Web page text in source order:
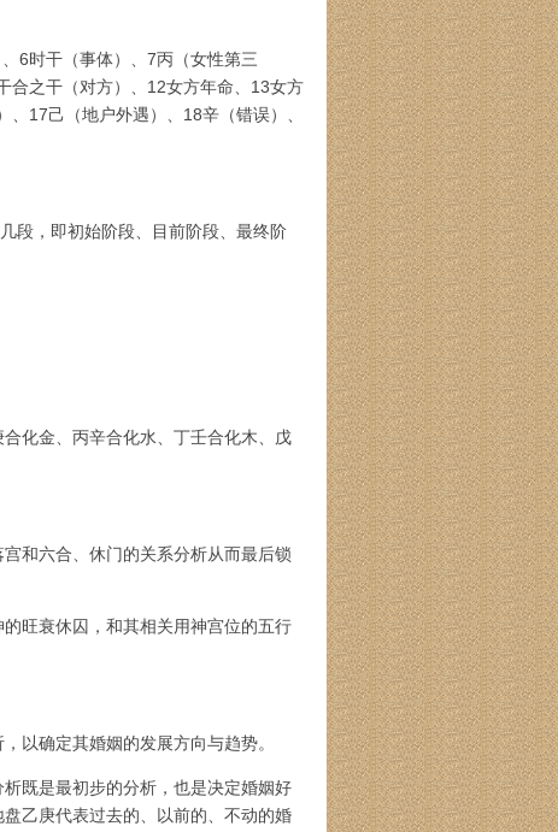
6时干（事体）、7丙（女性第三
合之干（对方）、12女方年命、13女方
17己（地户外遇）、18辛（错误）、
段，即初始阶段、目前阶段、最终阶
化金、丙辛合化水、丁壬合化木、戊
和六合、休门的关系分析从而最后锁
旺衰休囚，和其相关用神宫位的五行
以确定其婚姻的发展方向与趋势。
既是最初步的分析，也是决定婚姻好
乙庚代表过去的、以前的、不动的婚